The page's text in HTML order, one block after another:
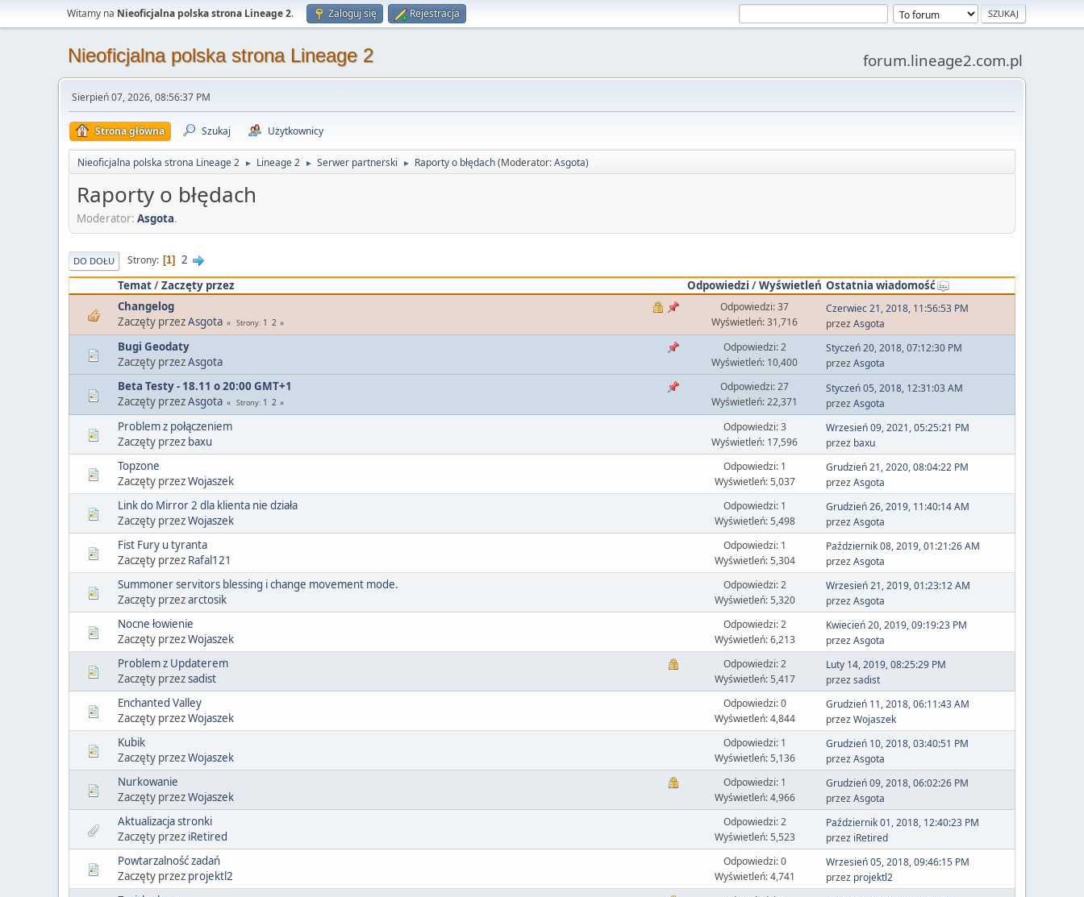
Witamy na Nieoficjalna polska strona Lineage 2. Zaloguj się Rejestracja
Nieoficjalna polska strona Lineage 2 forum.lineage2.com.pl
Sierpień 07, 2026, 08:56:37 PM
Strona główna Szukaj Użytkownicy
Nieoficjalna polska strona Lineage 2 ► Lineage 2 ► Serwer partnerski ► Raporty o błędach(Moderator:Asgota)
Raporty o błędach
Moderator: Asgota.
DO DOŁU Strony 1
2
Temat/Zaczęty przez Odpowiedzi /Wyświetleń Ostatnia wiadomość
Changelog
Zaczęty przezAsgota Strony 1 2
Odpowiedzi: 37
Wyświetleń: 31,716
Czerwiec 21, 2018, 11:56:53 PM
przezAsgota
Bugi Geodaty
Zaczęty przezAsgota
Odpowiedzi: 2
Wyświetleń: 10,400
Styczeń 20, 2018, 07:12:30 PM
przezAsgota
Beta Testy - 18.11 o 20:00 GMT+1
Zaczęty przezAsgota Strony 1 2
Odpowiedzi: 27
Wyświetleń: 22,371
Styczeń 05, 2018, 12:31:03 AM
przezAsgota
Problem z połączeniem
Zaczęty przez baxu
Odpowiedzi: 3
Wyświetleń: 17,596
Wrzesień 09, 2021, 05:25:21 PM
przez baxu
Topzone
Zaczęty przezWojaszek
Odpowiedzi: 1
Wyświetleń: 5,037
Grudzień 21, 2020, 08:04:22 PM
przezAsgota
Link do Mirror 2 dla klienta nie działa
Zaczęty przezWojaszek
Odpowiedzi: 1
Wyświetleń: 5,498
Grudzień 26, 2019, 11:40:14 AM
przezAsgota
Fist Fury u tyranta
Zaczęty przez Rafal121
Odpowiedzi: 1
Wyświetleń: 5,304
Październik 08, 2019, 01:21:26 AM
przezAsgota
Summoner servitors blessing i change movement mode.
Zaczęty przezarctosik
Odpowiedzi: 2
Wyświetleń: 5,320
Wrzesień 21, 2019, 01:23:12 AM
przezAsgota
Nocne łowienie
Zaczęty przezWojaszek
Odpowiedzi: 2
Wyświetleń: 6,213
Kwiecień 20, 2019, 09:19:23 PM
przezAsgota
Problem z Updaterem
Zaczęty przezsadist
Odpowiedzi: 2
Wyświetleń: 5,417
Luty 14, 2019, 08:25:29 PM
przezsadist
Enchanted Valley
Zaczęty przezWojaszek
Odpowiedzi: 0
Wyświetleń: 4,844
Grudzień 11, 2018, 06:11:43 AM
przezWojaszek
Kubik
Zaczęty przezWojaszek
Odpowiedzi: 1
Wyświetleń: 5,136
Grudzień 10, 2018, 03:40:51 PM
przezAsgota
Nurkowanie
Zaczęty przezWojaszek
Odpowiedzi: 1
Wyświetleń: 4,966
Grudzień 09, 2018, 06:02:26 PM
przezAsgota
Aktualizacja stronki
Zaczęty przez iRetired
Odpowiedzi: 2
Wyświetleń: 5,523
Październik 01, 2018, 12:40:23 PM
przez iRetired
Powtarzalność zadań
Zaczęty przez projektl2
Odpowiedzi: 0
Wyświetleń: 4,741
Wrzesień 05, 2018, 09:46:15 PM
przez projektl2